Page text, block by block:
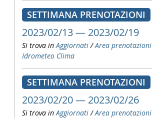
SETTIMANA PRENOTAZIONI
2023/02/13 — 2023/02/19
Si trova in Aggiornati /Area prenotazioni
Idrometeo Clima
SETTIMANA PRENOTAZIONI
2023/02/20 — 2023/02/26
Si trova in Aggiornati /Area prenotazioni